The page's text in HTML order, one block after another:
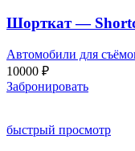
Шорткат —
Автомобили для
10000 ₽
Забронировать
быстрый просмотр